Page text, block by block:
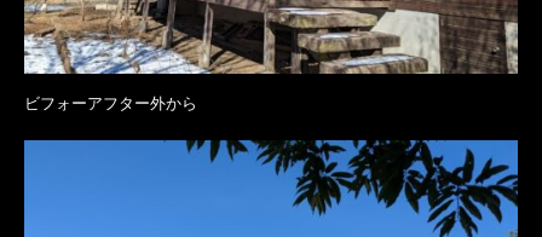
ビフォーアフター外から